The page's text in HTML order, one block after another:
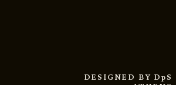
DESIGNED BY DpS